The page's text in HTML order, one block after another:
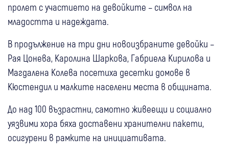
пролет с участието на девойките – символ на
младостта и надеждата.
В продължение на три дни новоизбраните девойки –
Рая Цонева, Каролина Шаркова, Габриела Кирилова и
Магдалена Колева посетиха десетки домове в
Кюстендил и малките населени места в общината.
До над 100 възрастни, самотно живеещи и социално
уязвими хора бяха доставени хранителни пакети,
осигурени в рамките на инициативата.